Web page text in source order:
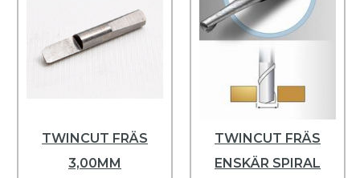
TWINCUT FRÄS
3,00MM
TWINCUT FRÄS
ENSKÄR SPIRAL